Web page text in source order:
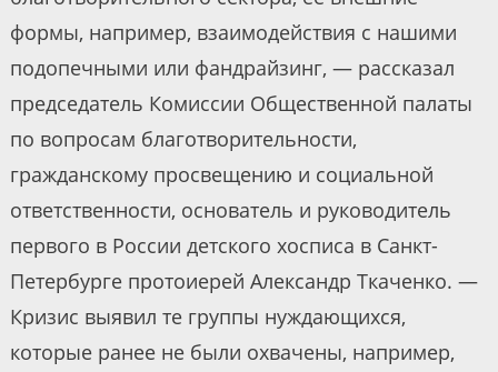
формы, например, взаимодействия с нашими
подопечными или фандрайзинг, — рассказал
председатель Комиссии Общественной палаты
по вопросам благотворительности,
гражданскому просвещению и социальной
ответственности, основатель и руководитель
первого в России детского хосписа в Санкт-
Петербурге протоиерей Александр Ткаченко. —
Кризис выявил те группы нуждающихся,
которые ранее не были охвачены, например,